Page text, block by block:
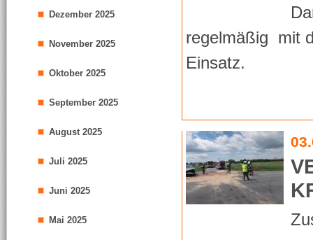
Dezember 2025
November 2025
Oktober 2025
September 2025
August 2025
Juli 2025
Juni 2025
Mai 2025
regelmäßig mit
Einsatz.